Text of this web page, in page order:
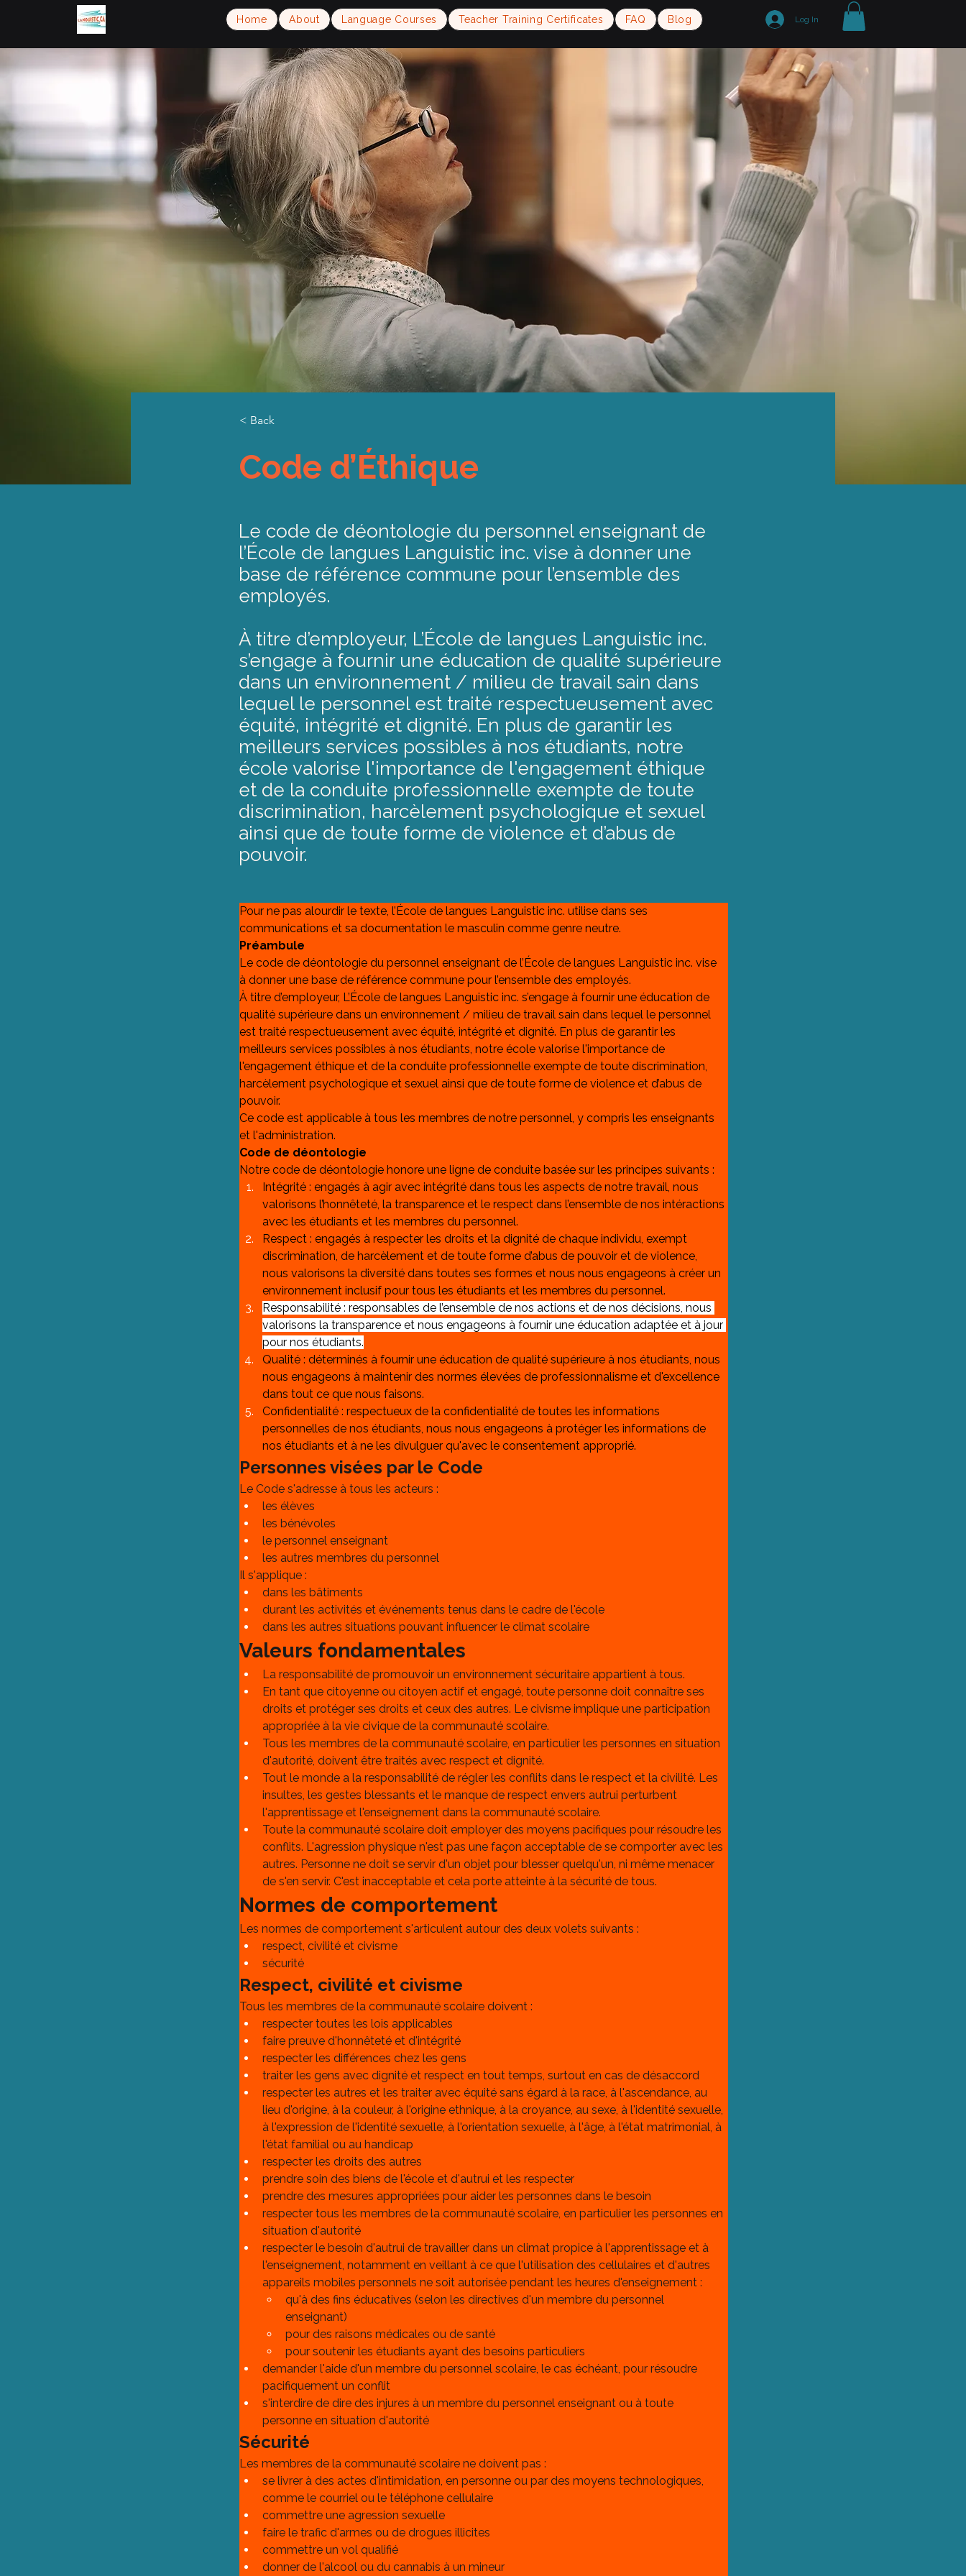
Home About Language Courses Teacher Training Certificates FAQ Blog Log In
< Back
Code d’Éthique
Le code de déontologie du personnel enseignant de
l’École de langues Languistic inc. vise à donner une
base de référence commune pour l’ensemble des
employés.
À titre d’employeur, L’École de langues Languistic inc.
s’engage à fournir une éducation de qualité supérieure
dans un environnement / milieu de travail sain dans
lequel le personnel est traité respectueusement avec
équité, intégrité et dignité. En plus de garantir les
meilleurs services possibles à nos étudiants, notre
école valorise l'importance de l'engagement éthique
et de la conduite professionnelle exempte de toute
discrimination, harcèlement psychologique et sexuel
ainsi que de toute forme de violence et d’abus de
pouvoir.
Pour ne pas alourdir le texte, l’École de langues Languistic inc. utilise dans ses
communications et sa documentation le masculin comme genre neutre.
Préambule
Le code de déontologie du personnel enseignant de l’École de langues Languistic inc. vise
à donner une base de référence commune pour l’ensemble des employés.
À titre d’employeur, L’École de langues Languistic inc. s’engage à fournir une éducation de
qualité supérieure dans un environnement / milieu de travail sain dans lequel le personnel
est traité respectueusement avec équité, intégrité et dignité. En plus de garantir les
meilleurs services possibles à nos étudiants, notre école valorise l'importance de
l'engagement éthique et de la conduite professionnelle exempte de toute discrimination,
harcèlement psychologique et sexuel ainsi que de toute forme de violence et d’abus de
pouvoir.
Ce code est applicable à tous les membres de notre personnel, y compris les enseignants
et l'administration.
Code de déontologie
Notre code de déontologie honore une ligne de conduite basée sur les principes suivants :
Intégrité : engagés à agir avec intégrité dans tous les aspects de notre travail, nous
valorisons l’honnêteté, la transparence et le respect dans l’ensemble de nos intéractions
avec les étudiants et les membres du personnel.
Respect : engagés à respecter les droits et la dignité de chaque individu, exempt
discrimination, de harcèlement et de toute forme d’abus de pouvoir et de violence,
nous valorisons la diversité dans toutes ses formes et nous nous engageons à créer un
environnement inclusif pour tous les étudiants et les membres du personnel.
Responsabilité : responsables de l’ensemble de nos actions et de nos décisions, nous
valorisons la transparence et nous engageons à fournir une éducation adaptée et à jour
pour nos étudiants.
Qualité : déterminés à fournir une éducation de qualité supérieure à nos étudiants, nous
nous engageons à maintenir des normes élevées de professionnalisme et d'excellence
dans tout ce que nous faisons.
Confidentialité : respectueux de la confidentialité de toutes les informations
personnelles de nos étudiants, nous nous engageons à protéger les informations de
nos étudiants et à ne les divulguer qu'avec le consentement approprié.
Personnes visées par le Code
Le Code s'adresse à tous les acteurs :
les élèves
les bénévoles
le personnel enseignant
les autres membres du personnel
Il s'applique :
dans les bâtiments
durant les activités et événements tenus dans le cadre de l'école
dans les autres situations pouvant influencer le climat scolaire
Valeurs fondamentales
La responsabilité de promouvoir un environnement sécuritaire appartient à tous.
En tant que citoyenne ou citoyen actif et engagé, toute personne doit connaître ses
droits et protéger ses droits et ceux des autres. Le civisme implique une participation
appropriée à la vie civique de la communauté scolaire.
Tous les membres de la communauté scolaire, en particulier les personnes en situation
d'autorité, doivent être traités avec respect et dignité.
Tout le monde a la responsabilité de régler les conflits dans le respect et la civilité. Les
insultes, les gestes blessants et le manque de respect envers autrui perturbent
l'apprentissage et l'enseignement dans la communauté scolaire.
Toute la communauté scolaire doit employer des moyens pacifiques pour résoudre les
conflits. L'agression physique n'est pas une façon acceptable de se comporter avec les
autres. Personne ne doit se servir d'un objet pour blesser quelqu'un, ni même menacer
de s'en servir. C'est inacceptable et cela porte atteinte à la sécurité de tous.
Normes de comportement
Les normes de comportement s'articulent autour des deux volets suivants :
respect, civilité et civisme
sécurité
Respect, civilité et civisme
Tous les membres de la communauté scolaire doivent :
respecter toutes les lois applicables
faire preuve d'honnêteté et d'intégrité
respecter les différences chez les gens
traiter les gens avec dignité et respect en tout temps, surtout en cas de désaccord
respecter les autres et les traiter avec équité sans égard à la race, à l'ascendance, au
lieu d'origine, à la couleur, à l'origine ethnique, à la croyance, au sexe, à l'identité sexuelle,
à l'expression de l'identité sexuelle, à l'orientation sexuelle, à l'âge, à l'état matrimonial, à
l'état familial ou au handicap
respecter les droits des autres
prendre soin des biens de l'école et d'autrui et les respecter
prendre des mesures appropriées pour aider les personnes dans le besoin
respecter tous les membres de la communauté scolaire, en particulier les personnes en
situation d'autorité
respecter le besoin d'autrui de travailler dans un climat propice à l'apprentissage et à
l'enseignement, notamment en veillant à ce que l'utilisation des cellulaires et d'autres
appareils mobiles personnels ne soit autorisée pendant les heures d'enseignement :
qu'à des fins éducatives (selon les directives d'un membre du personnel
enseignant)
pour des raisons médicales ou de santé
pour soutenir les étudiants ayant des besoins particuliers
demander l'aide d'un membre du personnel scolaire, le cas échéant, pour résoudre
pacifiquement un conflit
s'interdire de dire des injures à un membre du personnel enseignant ou à toute
personne en situation d'autorité
Sécurité
Les membres de la communauté scolaire ne doivent pas :
se livrer à des actes d'intimidation, en personne ou par des moyens technologiques,
comme le courriel ou le téléphone cellulaire
commettre une agression sexuelle
faire le trafic d'armes ou de drogues illicites
commettre un vol qualifié
donner de l'alcool ou du cannabis à un mineur